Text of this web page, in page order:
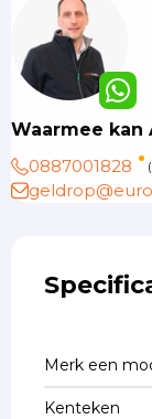
Waarmee kan
0887001828
Merk een
Kenteken